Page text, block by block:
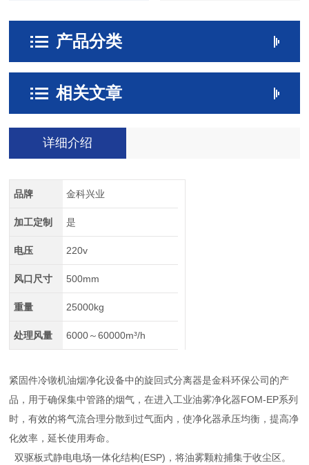
产品分类
相关文章
详细介绍
品牌 金科兴业
加工定制 是
电压 220v
风口尺寸 500mm
重量 25000kg
处理风量 6000～60000m³/h
紧固件冷镦机油烟净化设备中的旋回式分离器是金科环保公司的产
品，用于确保集中管路的烟气，在进入工业油雾净化器FOM-EP系列
时，有效的将气流合理分散到过气面内，使净化器承压均衡，提高净
化效率，延长使用寿命。
双驱板式静电电场一体化结构(ESP)，将油雾颗粒捕集于收尘区。